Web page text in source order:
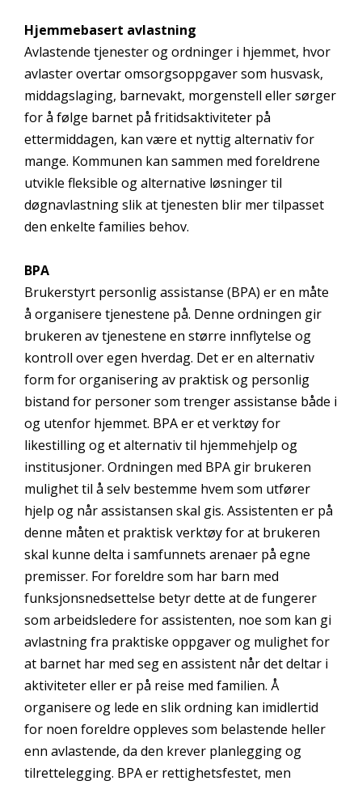
Hjemmebasert avlastning
Avlastende tjenester og ordninger i hjemmet, hvor
avlaster overtar omsorgsoppgaver som husvask,
middagslaging, barnevakt, morgenstell eller sørger
for å følge barnet på fritidsaktiviteter på
ettermiddagen, kan være et nyttig alternativ for
mange. Kommunen kan sammen med foreldrene
utvikle fleksible og alternative løsninger til
døgnavlastning slik at tjenesten blir mer tilpasset
den enkelte families behov.
BPA
Brukerstyrt personlig assistanse (BPA) er en måte
å organisere tjenestene på. Denne ordningen gir
brukeren av tjenestene en større innflytelse og
kontroll over egen hverdag. Det er en alternativ
form for organisering av praktisk og personlig
bistand for personer som trenger assistanse både i
og utenfor hjemmet. BPA er et verktøy for
likestilling og et alternativ til hjemmehjelp og
institusjoner. Ordningen med BPA gir brukeren
mulighet til å selv bestemme hvem som utfører
hjelp og når assistansen skal gis. Assistenten er på
denne måten et praktisk verktøy for at brukeren
skal kunne delta i samfunnets arenaer på egne
premisser. For foreldre som har barn med
funksjonsnedsettelse betyr dette at de fungerer
som arbeidsledere for assistenten, noe som kan gi
avlastning fra praktiske oppgaver og mulighet for
at barnet har med seg en assistent når det deltar i
aktiviteter eller er på reise med familien. Å
organisere og lede en slik ordning kan imidlertid
for noen foreldre oppleves som belastende heller
enn avlastende, da den krever planlegging og
tilrettelegging. BPA er rettighetsfestet, men